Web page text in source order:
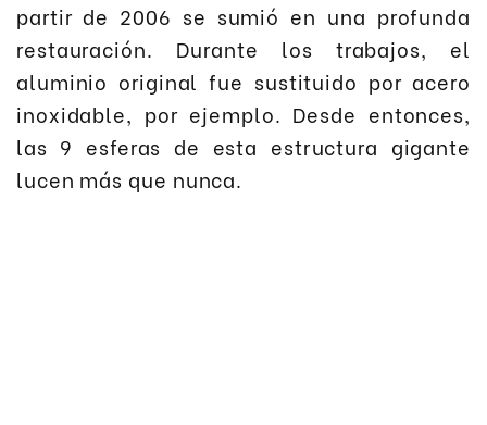
partir de 2006 se sumió en una profunda
restauración. Durante los trabajos, el
aluminio original fue sustituido por acero
inoxidable, por ejemplo. Desde entonces,
las 9 esferas de esta estructura gigante
lucen más que nunca.